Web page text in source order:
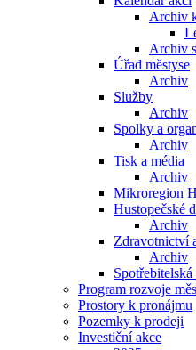
Archiv
Archiv
Úřad městyse
Archiv
Služby
Archiv
Spolky a
Archiv
Tisk a média
Archiv
Mikroregion
Hustopečské
Archiv
Zdravotnictví
Archiv
Spotřebitelská
Program rozvoje
Prostory k pronájmu
Pozemky k prodeji
Investiční akce